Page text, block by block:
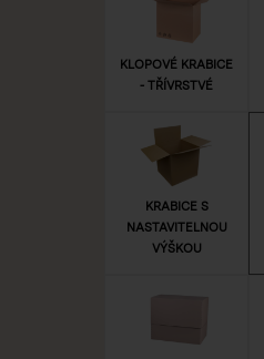
KLOPOVÉ KRABICE
- TŘÍVRSTVÉ
KRABICE S
NASTAVITELNOU
VÝŠKOU